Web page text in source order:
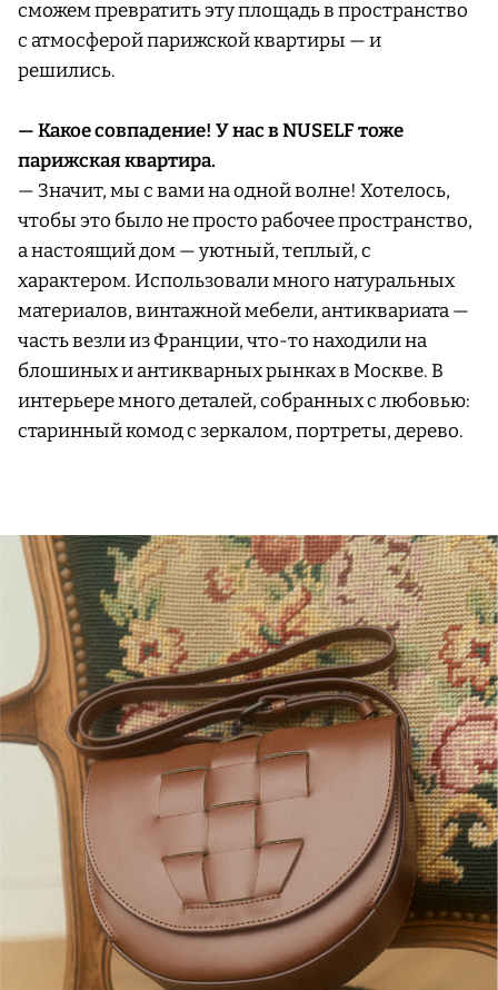
сможем превратить эту площадь в пространство
с атмосферой парижской квартиры — и
решились.
— Какое совпадение! У нас в NUSELF тоже
парижская квартира.
— Значит, мы с вами на одной волне! Хотелось,
чтобы это было не просто рабочее пространство,
а настоящий дом — уютный, теплый, с
характером. Использовали много натуральных
материалов, винтажной мебели, антиквариата —
часть везли из Франции, что-то находили на
блошиных и антикварных рынках в Москве. В
интерьере много деталей, собранных с любовью:
старинный комод с зеркалом, портреты, дерево.